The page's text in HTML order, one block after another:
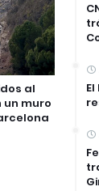
al
muro